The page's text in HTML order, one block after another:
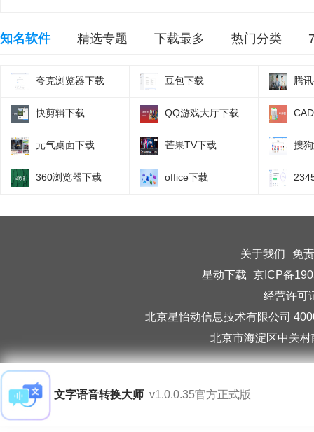
知名软件 精选专题 下载最多 热门分类
夸克浏览器下载 豆包下载 腾
快剪辑下载 QQ游戏大厅下载
元气桌面下载 芒果TV下载 搜
360浏览器下载 office下载
关于我们
免
星动下载 京ICP备
经营许可
北京星怡动信息技术有限公司
北京市海淀区中关
文字语音转换大师 v1.0.0.35官方正式版